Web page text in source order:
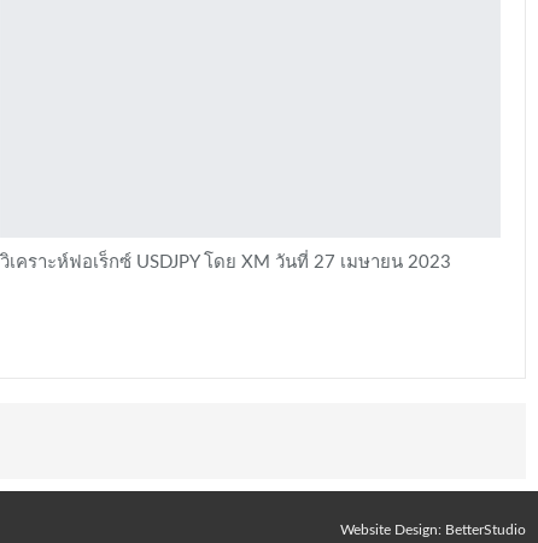
วิเคราะห์ฟอเร็กซ์ USDJPY โดย XM วันที่ 27 เมษายน 2023
Website Design: BetterStudio